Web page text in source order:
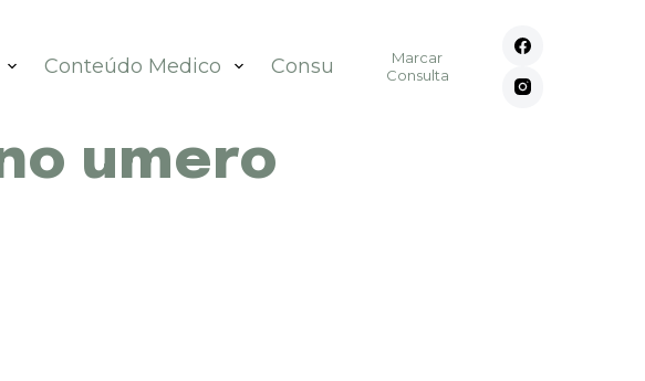
Conteúdo Medico Consultórios Contato
Marcar
Consulta
umero